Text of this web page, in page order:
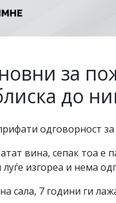
за
до
одговорност
вина, сепак тоа е
изгореа и нема
сала, 7 години ги